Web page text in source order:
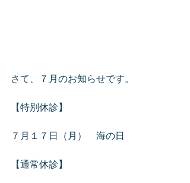
さて、７月のお知らせです。
【特別休診】
７月１７日（月）　海の日
【通常休診】